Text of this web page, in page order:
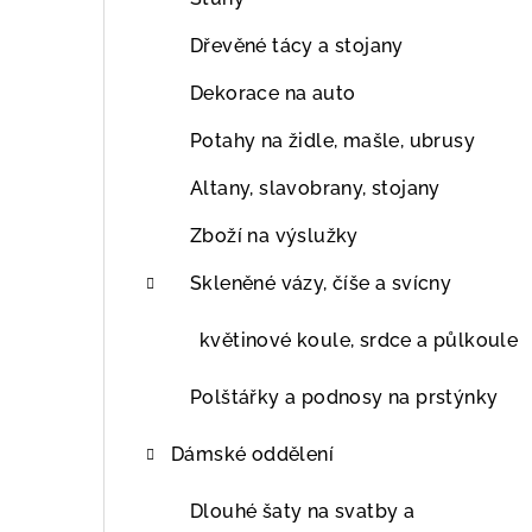
Dřevěné tácy a stojany
Dekorace na auto
Potahy na židle, mašle, ubrusy
Altany, slavobrany, stojany
Zboží na výslužky
Skleněné vázy, číše a svícny
květinové koule, srdce a půlkoule
Polštářky a podnosy na prstýnky
Dámské oddělení
Dlouhé šaty na svatby a